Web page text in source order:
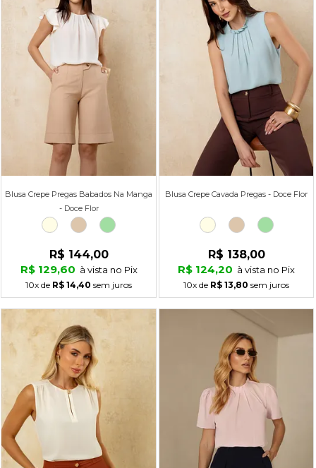
Blusa Crepe Pregas Babados Na Manga
- Doce Flor
R$ 144,00
R$ 129,60 à vista no Pix
10x de R$ 14,40 sem juros
Blusa Crepe Cavada Pregas - Doce Flor
R$ 138,00
R$ 124,20 à vista no Pix
10x de R$ 13,80 sem juros